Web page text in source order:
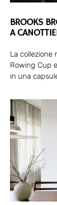
BROOKS
A
La collezione
Rowing Cup
in una